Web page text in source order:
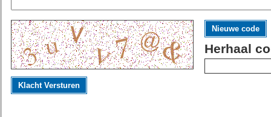
Nieuwe code
Herhaal
Klacht Versturen